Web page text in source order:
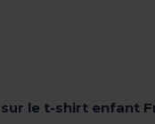
le t-shirt enfant